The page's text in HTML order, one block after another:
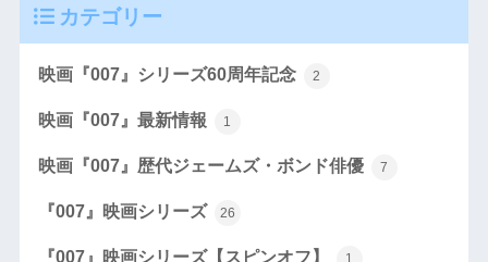
カテゴリー
映画『007』シリーズ60周年記念 2
映画『007』最新情報 1
映画『007』歴代ジェームズ・ボンド俳優 7
『007』映画シリーズ 26
『007』映画シリーズ【スピンオフ】 1